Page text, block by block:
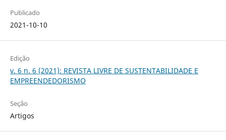
Publicado
2021-10-10
Edição
v. 6 n. 6 (2021): REVISTA LIVRE DE SUSTENTABILIDADE E
EMPREENDEDORISMO
Seção
Artigos